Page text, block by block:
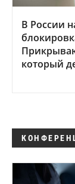
В России
который